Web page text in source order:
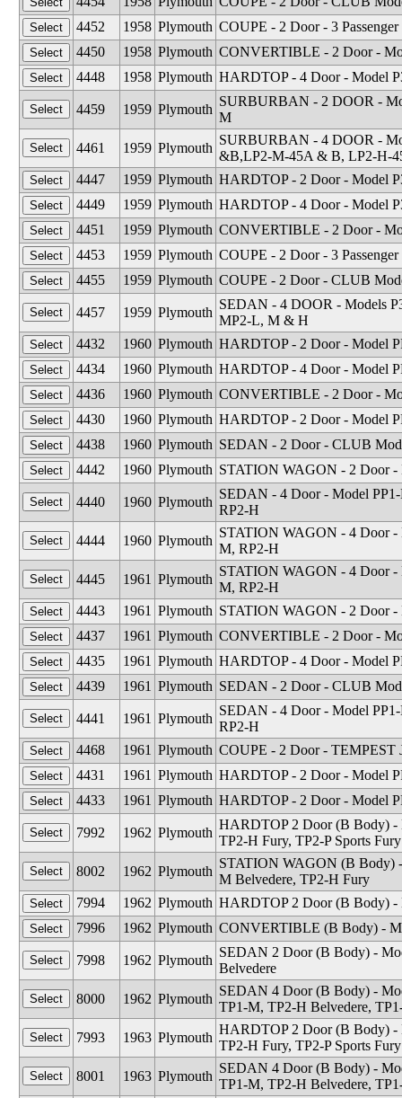
4452
1958 Plymouth COUPE - 2 Door - 3
4450
1958 Plymouth CONVERTIBLE - 2 Door -
4448
1958 Plymouth HARDTOP - 4 Door - Model
4459 1959 Plymouth
SURBURBAN - 2 DOOR -
M
4461
1959 Plymouth
SURBURBAN - 4 DOOR -
&B,LP2-M-45A & B, LP2-H-
4447
1959 Plymouth HARDTOP - 2 Door - Model
4449
1959 Plymouth HARDTOP - 4 Door - Model
4451
1959 Plymouth CONVERTIBLE - 2 Door -
4453
1959 Plymouth COUPE - 2 Door - 3
4455
1959 Plymouth COUPE - 2 Door - CLUB
4457 1959 Plymouth
SEDAN - 4 DOOR - Models
MP2-L, M & H
4432
1960 Plymouth HARDTOP - 2 Door - Model
4434
1960 Plymouth HARDTOP - 4 Door - Model
4436
1960 Plymouth CONVERTIBLE - 2 Door -
4430
1960 Plymouth HARDTOP - 2 Door - Model
4438
1960 Plymouth SEDAN - 2 Door - CLUB
4442
1960 Plymouth STATION WAGON - 2 Door -
4440 1960 Plymouth
SEDAN - 4 Door - Model
RP2-H
4444
1960 Plymouth
STATION WAGON - 4 Door -
M, RP2-H
4445
1961 Plymouth
STATION WAGON - 4 Door -
M, RP2-H
4443
1961 Plymouth STATION WAGON - 2 Door -
4437
1961 Plymouth CONVERTIBLE - 2 Door -
4435
1961 Plymouth HARDTOP - 4 Door - Model
4439
1961 Plymouth SEDAN - 2 Door - CLUB
4441 1961 Plymouth
SEDAN - 4 Door - Model
RP2-H
4468
1961 Plymouth COUPE - 2 Door - TEMPEST
4431
1961 Plymouth HARDTOP - 2 Door - Model
4433
1961 Plymouth HARDTOP - 2 Door - Model
7992 1962 Plymouth
HARDTOP 2 Door (B Body) -
TP2-H Fury, TP2-P Sports Fury
8002
1962 Plymouth
STATION WAGON (B Body)
M Belvedere, TP2-H Fury
7994
1962 Plymouth HARDTOP 2 Door (B Body) -
7996
1962 Plymouth CONVERTIBLE (B Body) -
7998 1962 Plymouth
SEDAN 2 Door (B Body) -
Belvedere
8000
1962 Plymouth
SEDAN 4 Door (B Body) -
TP1-M, TP2-H Belvedere,
7993
1963 Plymouth
HARDTOP 2 Door (B Body) -
TP2-H Fury, TP2-P Sports Fury
8001
1963 Plymouth
SEDAN 4 Door (B Body) -
TP1-M, TP2-H Belvedere,